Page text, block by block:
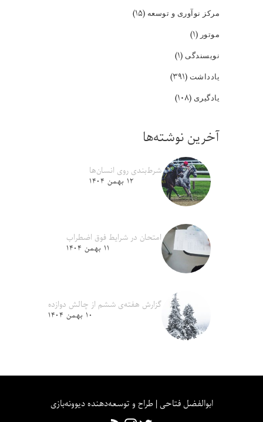
مرکز نوآوری و توسعه (۱۵)
موتور (۱)
نویسندگی (۱)
یادداشت (۳۹۱)
یادگیری (۱۰۸)
آخرین نوشته‌ها
شرط‌بندی روی انسان‌ها
۱۲ بهمن ۱۴۰۴
امتحان در شرایط فوق اضطراب
۱۱ بهمن ۱۴۰۴
گزارش هفته‌ی ششم از چالش دوازده
۱۰ بهمن ۱۴۰۴
ابوالفضل فتاحی | طراح و توسعه‌دهنده دیوونه‌بازی